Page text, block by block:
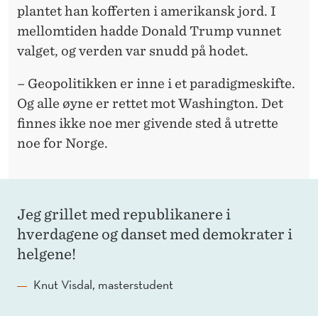
plantet han kofferten i amerikansk jord. I
mellomtiden hadde Donald Trump vunnet
valget, og verden var snudd på hodet.
– Geopolitikken er inne i et paradigmeskifte.
Og alle øyne er rettet mot Washington. Det
finnes ikke noe mer givende sted å utrette
noe for Norge.
Jeg grillet med republikanere i
hverdagene og danset med demokrater i
helgene!
Knut Visdal, masterstudent